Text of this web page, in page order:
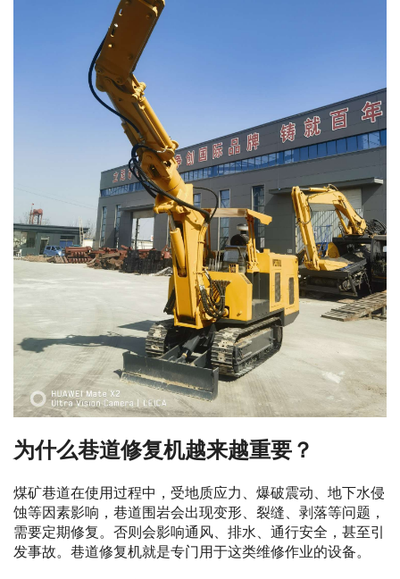
为什么巷道修复机越来越重要？
煤矿巷道在使用过程中，受地质应力、爆破震动、地下水侵
蚀等因素影响，巷道围岩会出现变形、裂缝、剥落等问题，
需要定期修复。否则会影响通风、排水、通行安全，甚至引
发事故。巷道修复机就是专门用于这类维修作业的设备。